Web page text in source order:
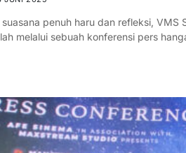
suasana penuh haru dan refleksi,
melalui sebuah konferensi pers